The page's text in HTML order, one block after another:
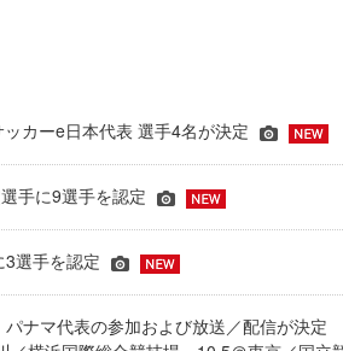
カーe日本代表 選手4名が決定
手に9選手を認定
選手を認定
パナマ代表の参加および放送／配信が決定